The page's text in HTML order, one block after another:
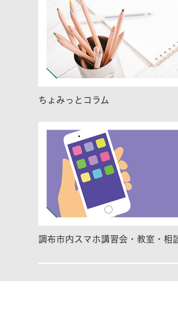
ちょみっとコラム
調布市内スマホ講習会・教室・相